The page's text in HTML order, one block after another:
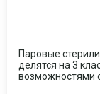
Паровые
делятся на 3
возможностями